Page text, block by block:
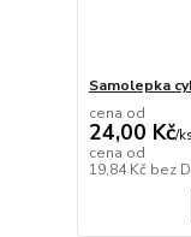
Samolepka
cena od
24,00 Kč/ks
cena od
19,84 Kč bez